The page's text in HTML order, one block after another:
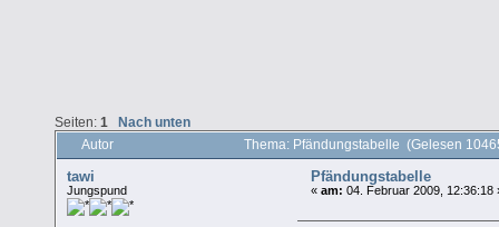
Seiten: 1 Nach unten
Autor Thema: Pfändungstabelle (Gelesen
tawi
Jungspund
Pfändungstabelle
«am: 04. Februar 2009, 12:36:18